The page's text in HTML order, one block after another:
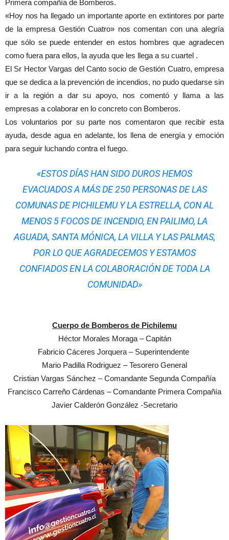
Primera compañía de Bomberos.
«Hoy nos ha llegado un importante aporte en extintores por parte
de la empresa Gestión Cuatro» nos comentan con una alegría
que sólo se puede entender en estos hombres que agradecen
como fuera para ellos, la ayuda que les llega a su cuartel .
El Sr Hector Vargas del Canto socio de Gestión Cuatro, empresa
que se dedica a la prevención de incendios, no pudo quedarse sin
ir a la región a dar su apoyo, nos comentó y llama a las
empresas a colaborar en lo concreto con Bomberos.
Los voluntarios por su parte nos comentaron que recibir esta
ayuda, desde agua en adelante, los llena de energía y emoción
para seguir luchando contra el fuego.
«ESTOS DÍAS​ HAN SIDO DUROS HEMOS
EVACUADOS A MÁS DE 250 PERSONAS DE LAS
COMUNAS DE PICHILEMU Y LA ESTRELLA, CON AL
MENOS 5 FOCOS DE INCENDIO, EN PAILIMO, LA
AGUADA, SANTA MÓNICA, LA VILLA Y LAS PALMAS,
POR LO QUE AGRADECEMOS Y ESTAMOS
CONFIADOS EN LA COLABORACIÓN DE TODA LA
COMUNIDAD»
Cuerpo de Bomberos de Pichilemu
Héctor Morales Moraga – Capitán
Fabricio Cáceres Jorquera – Superintendente
Mario Padilla Rodriguez – Tesorero General
Cristian Vargas Sánchez – Comandante Segunda Compañía
Francisco Carreño Cárdenas – Comandante Primera Compañía
Javier Calderón González -Secretario